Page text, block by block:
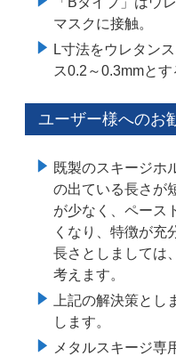
マスクに接触。
L寸法をウレタン
ス0.2～0.3mmとす
ユーザー様へのお
既製のスキージホ
の出ている長さが
が少なく、ペース
くなり、特徴が充
長さとしましては
考えます。
上記の解決策とし
します。
メタルスキージ専